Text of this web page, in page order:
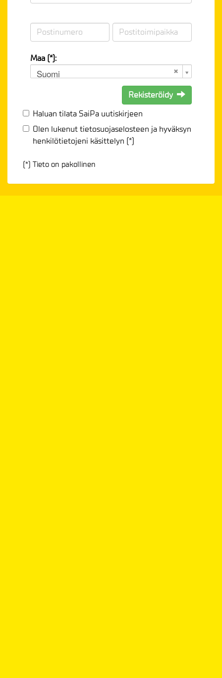
Maa (*):
Suomi
Rekisteröidy
Haluan tilata SaiPa uutiskirjeen
Olen lukenuttietosuojaselosteen ja hyväksyn
henkilötietojeni käsittelyn (*)
(*) Tieto on pakollinen